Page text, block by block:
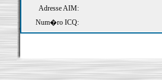
Adresse AIM:
Num�ro ICQ: